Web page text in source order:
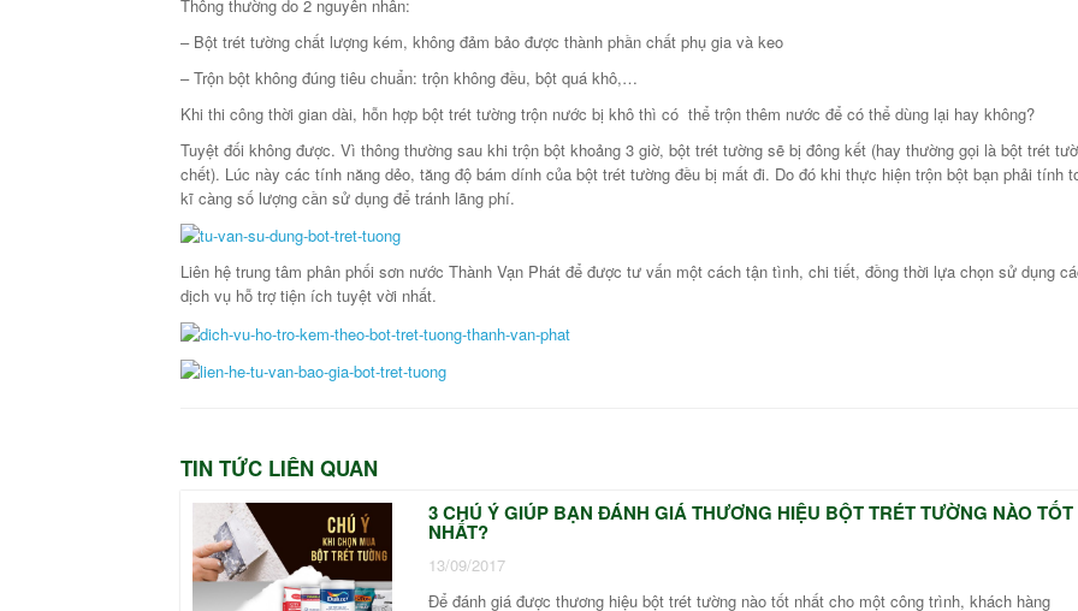
Thông thường do 2 nguyên nhân:
– Bột trét tường chất lượng kém, không đảm bảo được thành phần chất phụ gia và keo
– Trộn bột không đúng tiêu chuẩn: trộn không đều, bột quá khô,…
Khi thi công thời gian dài, hỗn hợp bột trét tường trộn nước bị khô thì có thể trộn thêm nước để có thể dùng lại hay không?
Tuyệt đối không được. Vì thông thường sau khi trộn bột khoảng 3 giờ, bột trét tường sẽ bị đông kết (hay thường gọi là bột trét
chết). Lúc này các tính năng dẻo, tăng độ bám dính của bột trét tường đều bị mất đi. Do đó khi thực hiện trộn bột bạn phải tính
kĩ càng số lượng cần sử dụng để tránh lãng phí.
Liên hệ trung tâm phân phối sơn nước Thành Vạn Phát để được tư vấn một cách tận tình, chi tiết, đồng thời lựa chọn sử dụng
dịch vụ hỗ trợ tiện ích tuyệt vời nhất.
TIN TỨC LIÊN QUAN
3 CHÚ Ý GIÚP BẠN ĐÁNH GIÁ THƯƠNG HIỆU BỘT TRÉT TƯỜNG NÀO TỐT
NHẤT?
13/09/2017
Để đánh giá được thương hiệu bột trét tường nào tốt nhất cho một công trình, khách hàng